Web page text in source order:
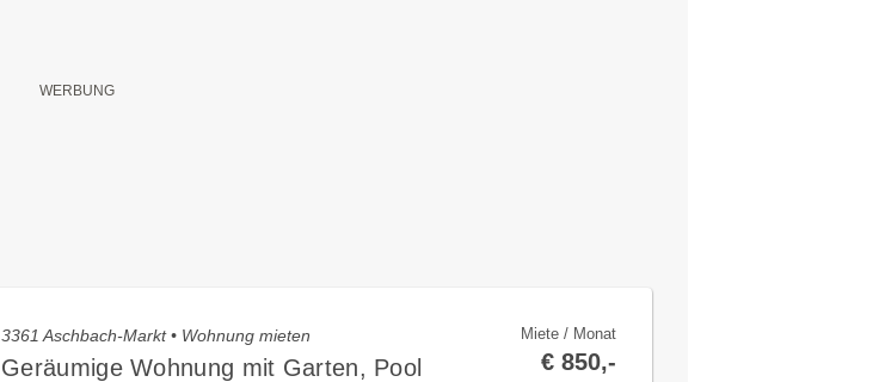
3361 Aschbach-Markt • Wohnung mieten
Geräumige Wohnung mit Garten, Pool
Miete / Monat
€ 850,-